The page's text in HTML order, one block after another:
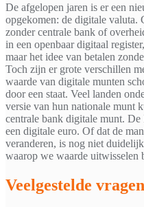
De afgelopen jaren is er een
opgekomen: de digitale
zonder centrale bank of
in een openbaar digitaal
maar het idee van betalen
Toch zijn er grote verschillen
waarde van digitale munten
door een staat. Veel landen
versie van hun nationale munt
centrale bank digitale munt.
een digitale euro. Of dat de
veranderen, is nog niet
waarop we waarde
Veelgestelde